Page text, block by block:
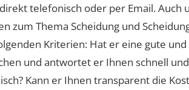
telefonisch oder per Email. Auch
zum Thema Scheidung und
Kriterien: Hat er eine gute und
und antwortet er Ihnen schnell und
Kann er Ihnen transparent die